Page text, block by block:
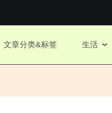
文章分类&标签 生活